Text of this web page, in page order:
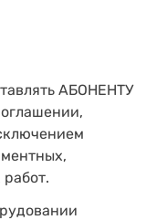
АБОНЕНТУ